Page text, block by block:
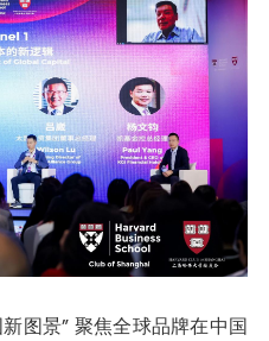
图景” 聚焦全球品牌在中国